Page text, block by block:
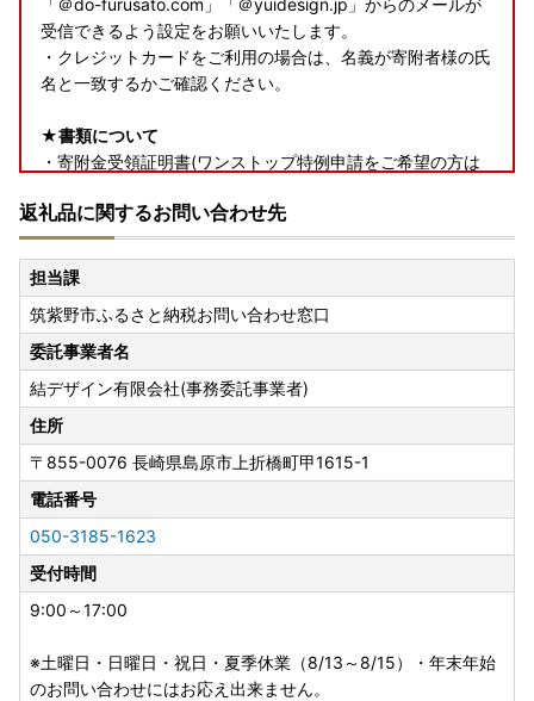
「＠do-furusato.com」「＠yuidesign.jp」からのメールが
受信できるよう設定をお願いいたします。
・クレジットカードをご利用の場合は、名義が寄附者様の氏
名と一致するかご確認ください。
★書類について
・寄附金受領証明書(ワンストップ特例申請をご希望の方は
★返礼品について
・お受け取り日指定はできません。
・長期ご不在でお受取不可の期間がございましたら、必ず備
考欄に「不在:○○」とご記入ください。
・返礼品送付先ご住所の誤り等のお申込内容不備や、受取人
様のご都合により返礼品がお届けできない場合、再送はいた
しません。また寄附金の返金もいたしかねます。
・手配状況次第では返礼品送付先ご住所の変更ができない場
合があります。また転送する場合は転送料金(受取人着払い)
が発生しますので、ご了承ください。
・「のし」可の返礼品を除き、のしの対応はいたしかねま
す。
・配送業者の指定はいたしかねます。また返礼品によって異
なります。
・事前に出荷日のご案内は行っておりません。また、ご要望
・返礼品をお届けする際の配送伝票について、ご依頼主には
ご寄附者様のお名前が入ります。変更はいたしかねますので
返礼品に関するお問い合わせ先
担当課
筑紫野市ふるさと納税お問い合わせ窓口
委託事業者名
結デザイン有限会社(事務委託事業者)
住所
〒855-0076 長崎県島原市上折橋町甲1615-1
電話番号
050-3185-1623
受付時間
9:00～17:00
※土曜日・日曜日・祝日・夏季休業（8/13～8/15）・年末年始
のお問い合わせにはお応え出来ません。